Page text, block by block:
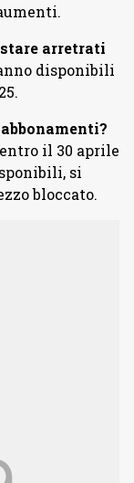
arretrati
disponibili
il 30 aprile
si
bloccato.